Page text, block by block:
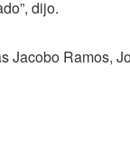
dijo.
Jacobo Ramos,